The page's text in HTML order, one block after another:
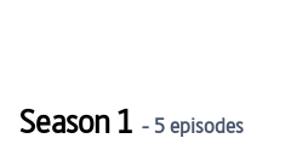
Season 1 - 5 episodes